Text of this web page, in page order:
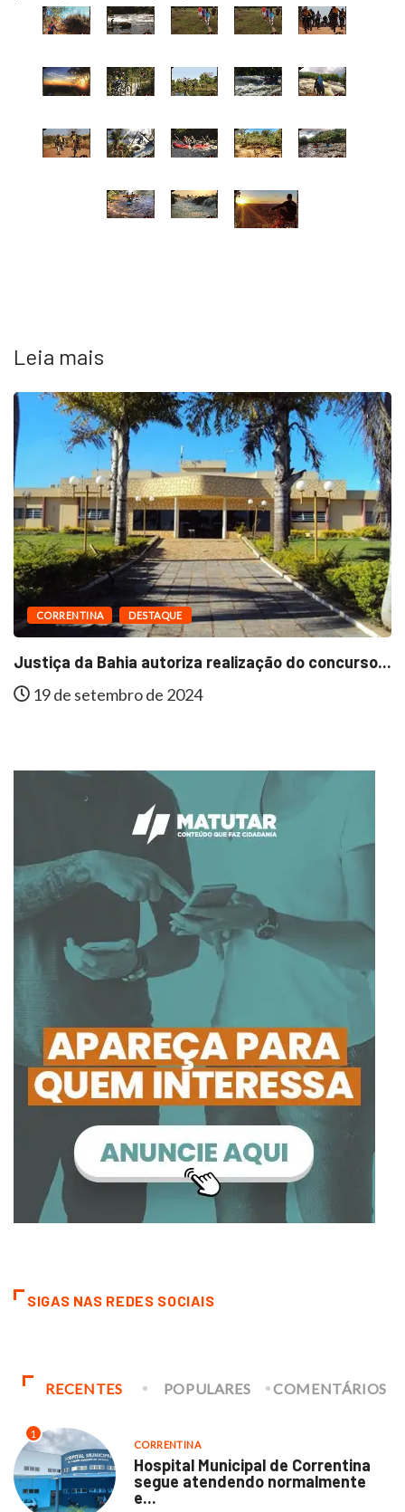
Leia mais
DESTAQUE MUNICÍPIOS
Em São Félix do Coribe, Zenubia Ganha...
15 de agosto de 2024
SIGAS NAS REDES SOCIAIS
RECENTES POPULARES COMENTÁRIOS
1
CORRENTINA
Hospital Municipal de Correntina
segue atendendo normalmente
e...